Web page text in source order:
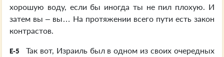
хорошую воду, если бы иногда ты не пил плохую. И
затем вы – вы… На протяжении всего пути есть закон
контрастов.
E-5
Так вот, Израиль был в одном из своих очередных